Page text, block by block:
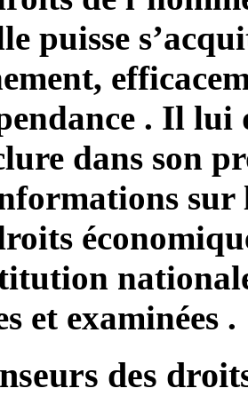
puisse
. Il lui
dans son
et examinées .
des